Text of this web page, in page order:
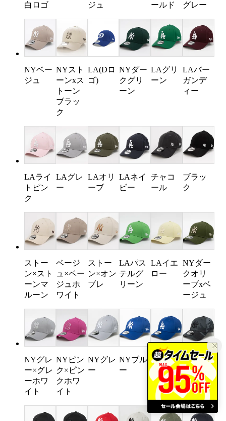
白ロゴ
ジュ
ールド
グレー
NYベー
ジュ
NYスト
ーンxス
トーン
ブラッ
ク
LA(Dロ
ゴ)
NYダー
クグリ
ーン
LAグリ
ーン
LAバー
ガンデ
ィー
LAライ
トピン
ク
LAグレ
ー
LAオリ
ーブ
LAネイ
ビー
チャコ
ール
ブラッ
ク
ストー
ン×スト
ーンマ
ルーン
ベージ
ュ×ベー
ジュホ
ワイト
ストー
ン×オン
ブレ
LAパス
テルグ
リーン
LAイエ
ロー
NYダー
クオリ
ーブxベ
ージュ
NYグレ
ー×グレ
ーホワ
イト
NYピン
ク×ピン
クホワ
イト
NYグレ
ー
NYブル
ー
LAブル
ー
NYグレ
ーカモ